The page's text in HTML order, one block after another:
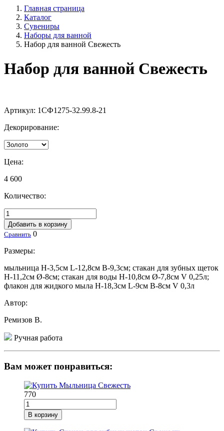
Главная страница
Каталог
Сувениры
Наборы для ванной
Набор для ванной Свежесть
Набор для ванной Свежесть
Артикул: 1СФ1275-32.99.8-21
Декорирование:
Цена:
4 600
Количество:
Добавить в корзину
Сравнить 0
Размеры:
мыльница H-3,5см L-12,8см В-9,3см; стакан для зубных щеток
Н-11,2см Ø-8см; стакан для воды Н-10,8см Ø-7,8см V 0,25л;
флакон для жидкого мыла Н-18,3см L-9см В-8см V 0,3л
Автор:
Ремизов В.
Ручная работа
Вам может понравиться:
770
В корзину